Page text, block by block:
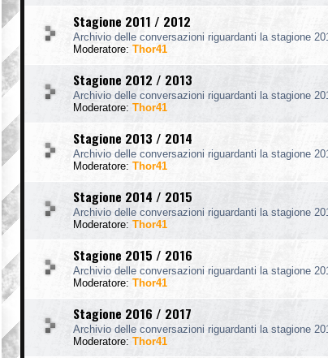
Stagione 2011 / 2012
Archivio delle conversazioni riguardanti la stagione
Moderatore: Thor41
Stagione 2012 / 2013
Archivio delle conversazioni riguardanti la stagione
Moderatore: Thor41
Stagione 2013 / 2014
Archivio delle conversazioni riguardanti la stagione
Moderatore: Thor41
Stagione 2014 / 2015
Archivio delle conversazioni riguardanti la stagione
Moderatore: Thor41
Stagione 2015 / 2016
Archivio delle conversazioni riguardanti la stagione
Moderatore: Thor41
Stagione 2016 / 2017
Archivio delle conversazioni riguardanti la stagione
Moderatore: Thor41